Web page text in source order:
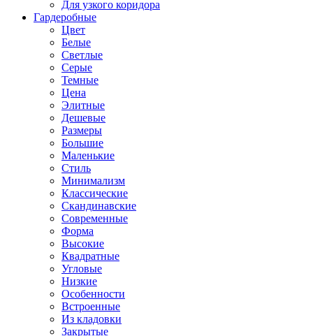
Для узкого коридора
Гардеробные
Цвет
Белые
Светлые
Серые
Темные
Цена
Элитные
Дешевые
Размеры
Большие
Маленькие
Стиль
Минимализм
Классические
Скандинавские
Современные
Форма
Высокие
Квадратные
Угловые
Низкие
Особенности
Встроенные
Из кладовки
Закрытые